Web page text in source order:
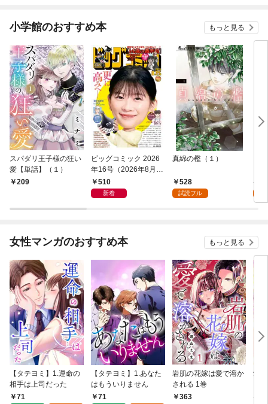
小学館のおすすめ本 もっと見る
スパダリ王子様の狂い
愛【単話】（１）
209
ビッグコミック 2026
年16号（2026年8月7
日発売）
510
新着
真綿の檻（１）
528
試読フル
女性マンガのおすすめ本 もっと見る
【タテヨミ】1.運命の
相手は上司だった
71
【タテヨミ】1.あなた
はもういりません
71
岩肌の花嫁は愛で溶か
される 1巻
363
愛